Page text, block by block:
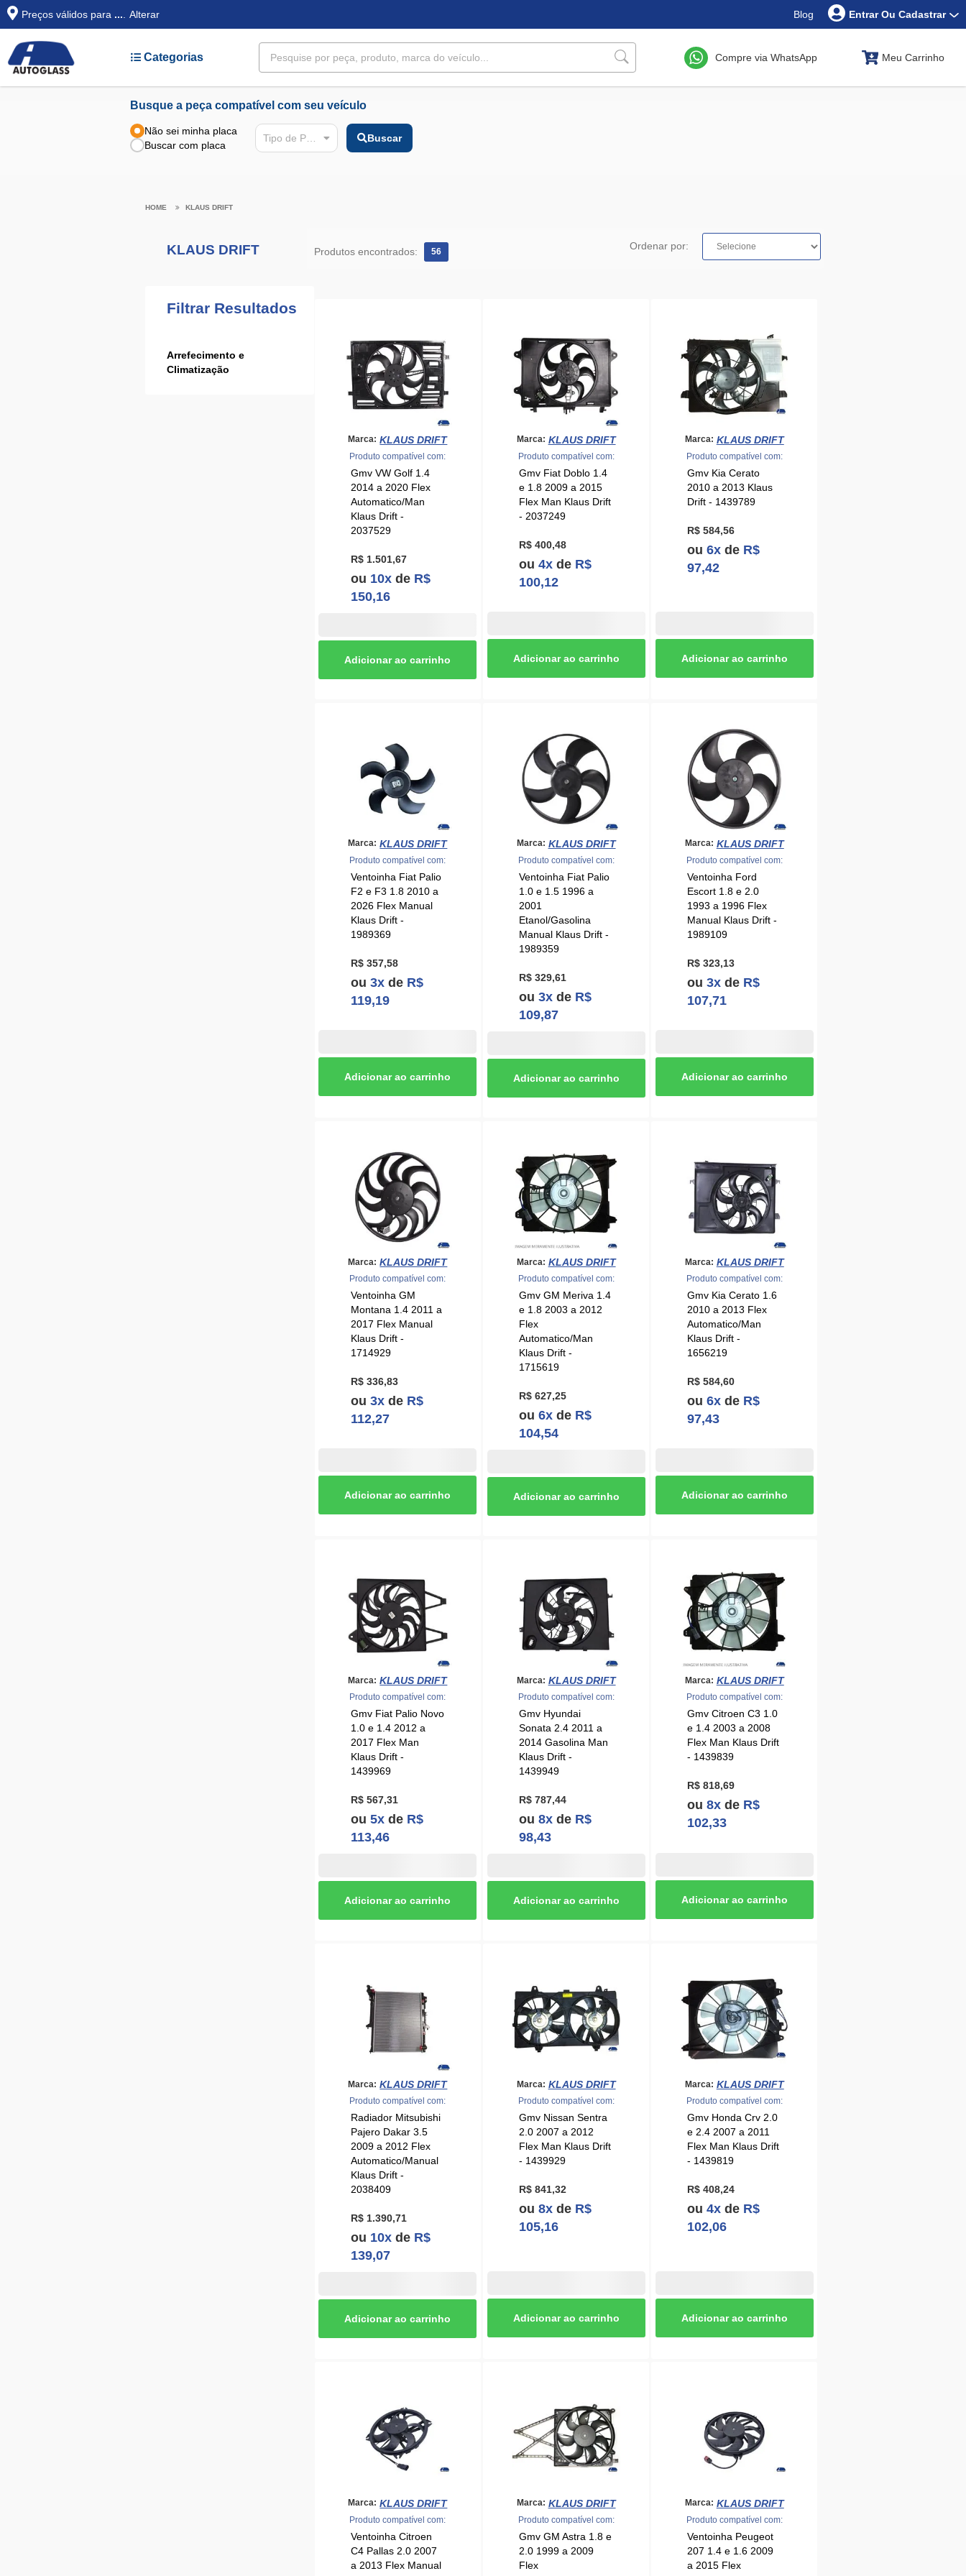
Preços válidos para ... Alterar Blog Entrar Ou Cadastrar
Categorias Compre via WhatsApp Meu Carrinho
Busque a peça compatível com seu veículo
Não sei minha placa
Buscar com placa
Buscar
KLAUS DRIFT
KLAUS DRIFT
Filtrar Resultados
Arrefecimento e
Climatização
Produtos encontrados: 56 Ordenar por:
Marca: KLAUS DRIFT
Produto compatível com:
Gmv VW Golf 1.4
2014 a 2020 Flex
Automatico/Man
Klaus Drift -
2037529
R$ 1.501,67
ou 10xde R$
150,16
Marca: KLAUS DRIFT
Produto compatível com:
Gmv Fiat Doblo 1.4
e 1.8 2009 a 2015
Flex Man Klaus Drift
- 2037249
R$ 400,48
ou 4xde R$
100,12
Marca: KLAUS DRIFT
Produto compatível com:
Gmv Kia Cerato
2010 a 2013 Klaus
Drift - 1439789
R$ 584,56
ou6x de R$
97,42
Marca: KLAUS DRIFT
Produto compatível com:
Ventoinha Fiat Palio
F2 e F3 1.8 2010 a
2026 Flex Manual
Klaus Drift -
1989369
R$ 357,58
ou 3xde R$
119,19
Marca: KLAUS DRIFT
Produto compatível com:
Ventoinha Fiat Palio
1.0 e 1.5 1996 a
2001
Etanol/Gasolina
Manual Klaus Drift -
1989359
R$ 329,61
ou 3xde R$
109,87
Marca: KLAUS DRIFT
Produto compatível com:
Ventoinha Ford
Escort 1.8 e 2.0
1993 a 1996 Flex
Manual Klaus Drift -
1989109
R$ 323,13
ou3x de R$
107,71
Marca: KLAUS DRIFT
Produto compatível com:
Ventoinha GM
Montana 1.4 2011 a
2017 Flex Manual
Klaus Drift -
1714929
R$ 336,83
ou 3xde R$
112,27
Marca: KLAUS DRIFT
Produto compatível com:
Gmv GM Meriva 1.4
e 1.8 2003 a 2012
Flex
Automatico/Man
Klaus Drift -
1715619
R$ 627,25
ou 6xde R$
104,54
Marca: KLAUS DRIFT
Produto compatível com:
Gmv Kia Cerato 1.6
2010 a 2013 Flex
Automatico/Man
Klaus Drift -
1656219
R$ 584,60
ou6x de R$
97,43
Marca: KLAUS DRIFT
Produto compatível com:
Gmv Fiat Palio Novo
1.0 e 1.4 2012 a
2017 Flex Man
Klaus Drift -
1439969
R$ 567,31
ou 5xde R$
113,46
Marca: KLAUS DRIFT
Produto compatível com:
Gmv Hyundai
Sonata 2.4 2011 a
2014 Gasolina Man
Klaus Drift -
1439949
R$ 787,44
ou 8xde R$
98,43
Marca: KLAUS DRIFT
Produto compatível com:
Gmv Citroen C3 1.0
e 1.4 2003 a 2008
Flex Man Klaus Drift
- 1439839
R$ 818,69
ou8x de R$
102,33
Marca: KLAUS DRIFT
Produto compatível com:
Radiador Mitsubishi
Pajero Dakar 3.5
2009 a 2012 Flex
Automatico/Manual
Klaus Drift -
2038409
R$ 1.390,71
ou 10xde R$
139,07
Marca: KLAUS DRIFT
Produto compatível com:
Gmv Nissan Sentra
2.0 2007 a 2012
Flex Man Klaus Drift
- 1439929
R$ 841,32
ou 8xde R$
105,16
Marca: KLAUS DRIFT
Produto compatível com:
Gmv Honda Crv 2.0
e 2.4 2007 a 2011
Flex Man Klaus Drift
- 1439819
R$ 408,24
ou4x de R$
102,06
Marca: KLAUS DRIFT
Produto compatível com:
Ventoinha Citroen
C4 Pallas 2.0 2007
a 2013 Flex Manual
Marca: KLAUS DRIFT
Produto compatível com:
Gmv GM Astra 1.8 e
2.0 1999 a 2009
Flex
Marca: KLAUS DRIFT
Produto compatível com:
Ventoinha Peugeot
207 1.4 e 1.6 2009
a 2015 Flex